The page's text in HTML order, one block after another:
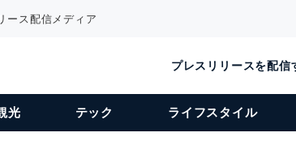
ース配信メディア
プレスリリースを配信
光 テック ライフスタイル